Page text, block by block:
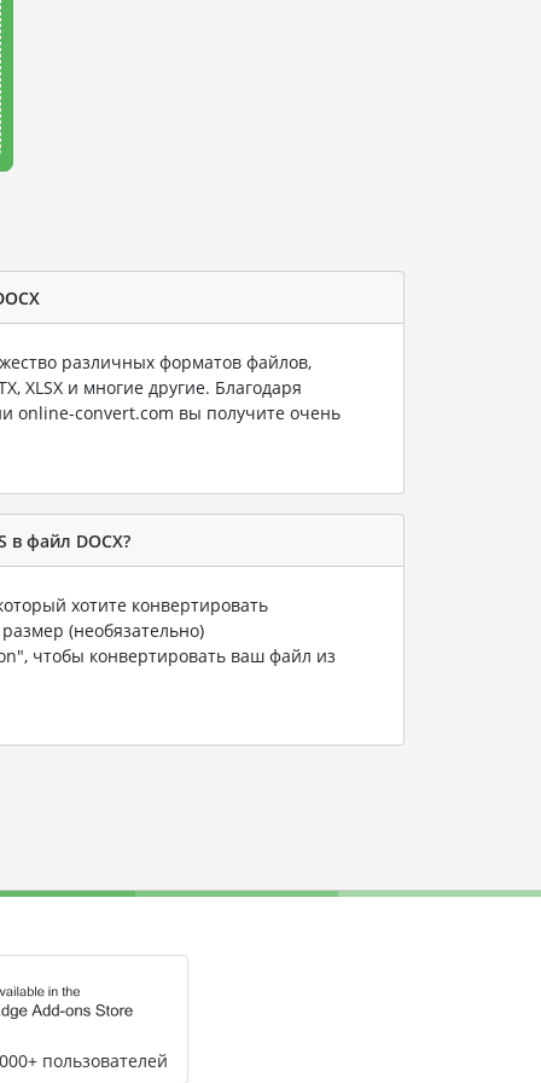
различных форматов файлов,
XLSX и многие другие. Благодаря
online-convert.com вы получите очень
в файл DOCX?
хотите конвертировать
(необязательно)
чтобы конвертировать ваш файл из
пользователей